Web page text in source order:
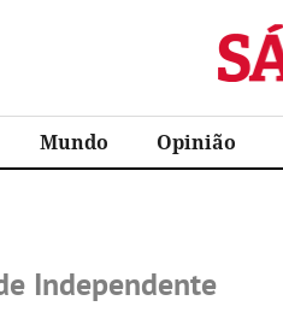
Sábado
Mundo Opinião
Independente